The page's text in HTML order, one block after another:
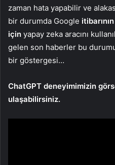
zaman hata yapabilir ve
bir durumda Google
için yapay zeka aracını
gelen son haberler bu
bir göstergesi…
ChatGPT deneyimimizin
ulaşabilirsiniz.